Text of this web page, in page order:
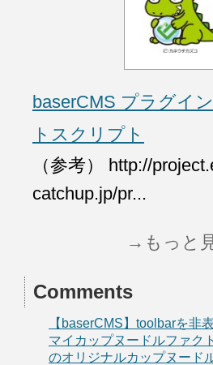
baserCMS プラグイ
トスクリプト
（参考） http://
catchup.jp/pr...
→もっと
Comments
【baserCMS】toolbarを非
マイカップヌードルファク
のオリジナルカップヌード